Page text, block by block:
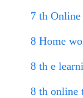
7 th Online
8 Home
8 th e
8 th online